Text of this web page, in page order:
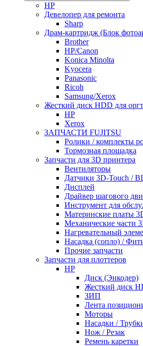
HP
Девелопер для ремонта
Sharp
Драм-картридж (Блок
Brother
HP/Canon
Konica Minolta
Kyocera
Panasonic
Ricoh
Samsung/Xerox
Жесткий диск HDD для
HP
Xerox
ЗАПЧАСТИ FUJITSU
Ролики / комплекты
Тормозная площадка
Запчасти для 3D принтера
Вентиляторы
Датчики 3D-Touch /
Дисплей
Драйвер шагового
Инструмент для
Материнские платы
Механические части
Нагревательный
Насадка (сопло) /
Прочие запчасти
Запчасти для плоттеров
HP
Диск (Энкодер)
Жесткий диск
ЗИП
Лента
Моторы
Насадки /
Нож / Резак
Ремень каретки